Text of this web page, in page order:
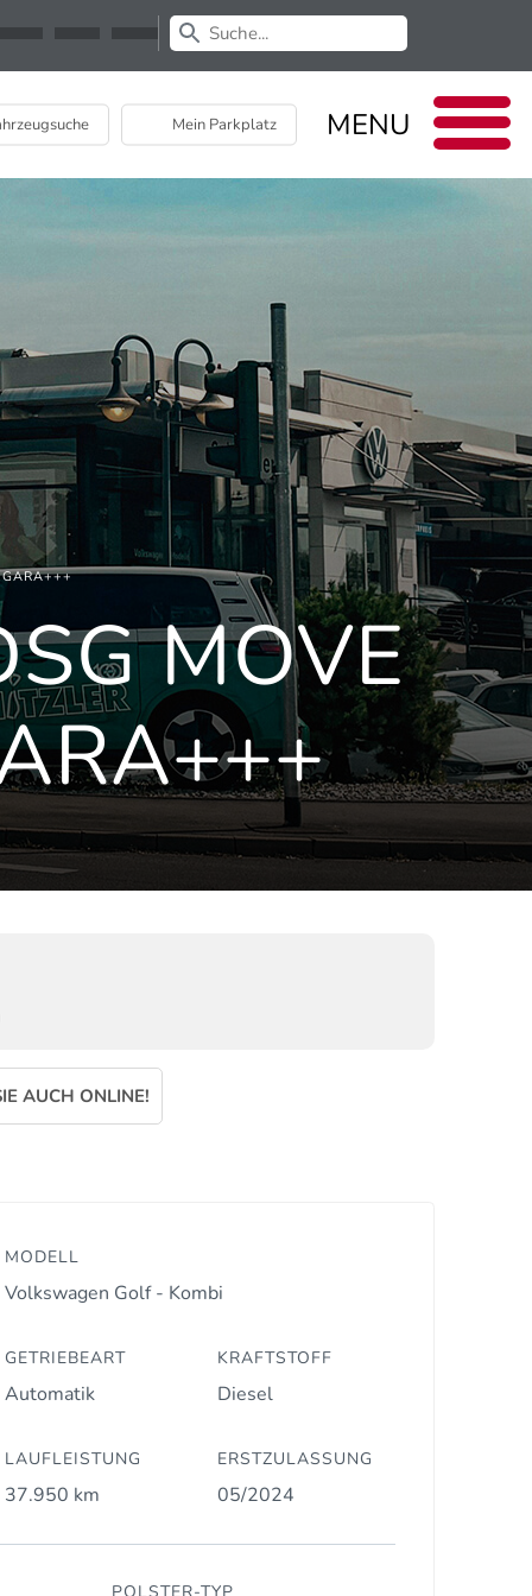
Mein Parkplatz MENU
Newsletter
EU Data Act
MOVE
AUCH ONLINE!
MODELL
Volkswagen Golf - Kombi
GETRIEBEART
Automatik
KRAFTSTOFF
Diesel
LAUFLEISTUNG
37.950 km
ERSTZULASSUNG
05/2024